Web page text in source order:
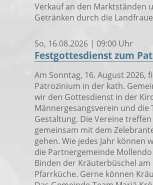
Verkauf an den Marktständen
Getränken durch die
So, 16.08.2026 | 09:00 Uhr
Festgottesdienst zum
Am Sonntag, 16. August
Patrozinium in der kath.
wir den Gottesdienst in der
Männergesangsverein und
Gestaltung. Die Vereine
gemeinsam mit dem
gehen. Wie jedes Jahr können
die Partnergemeinde
Binden der Kräuterbüschel am
Pfarrküche. Gerne können